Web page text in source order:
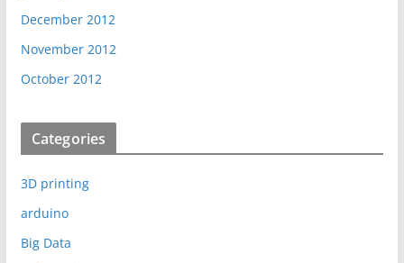
December 2012
November 2012
October 2012
Categories
3D printing
arduino
Big Data